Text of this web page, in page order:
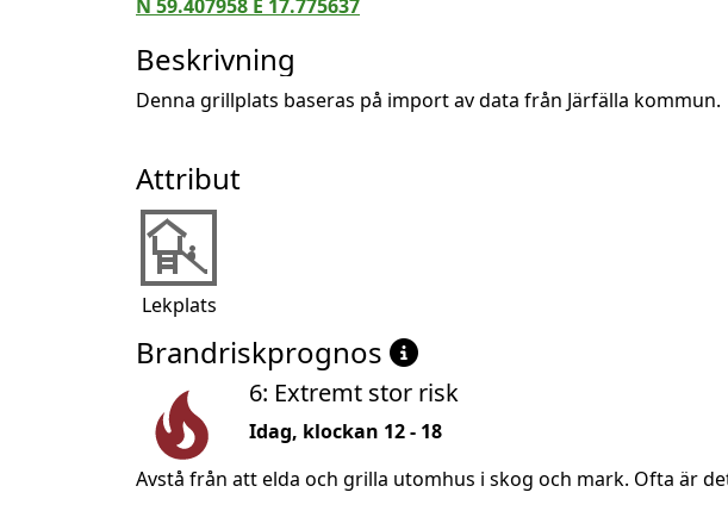
N 59.407958 E 17.775637
Beskrivning
Denna grillplats baseras på import av data från Järfälla kommun.
Attribut
Lekplats
Brandriskprognos
6: Extremt stor risk
Idag, klockan 12 - 18
Avstå från att elda och grilla utomhus i skog och mark. Ofta är